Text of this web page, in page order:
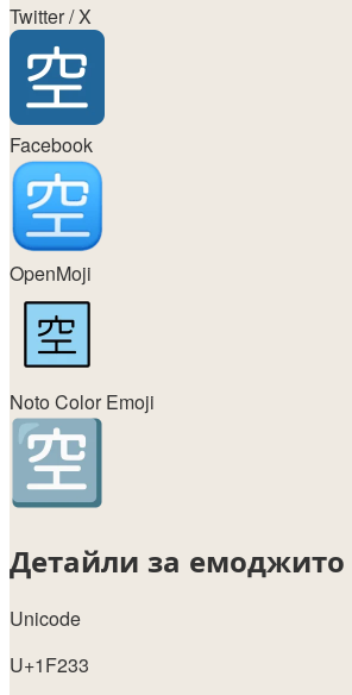
Twitter / X
Facebook
OpenMoji
Noto Color Emoji
Детайли за емоджито
Unicode
U+1F233